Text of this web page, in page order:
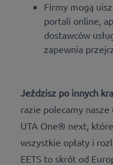
Firmy mogą
portali online,
dostawców
zapewnia
Jeździsz po innych
razie polecamy nasze
UTA One® next,
wszystkie opłaty i
EETS to skrót od